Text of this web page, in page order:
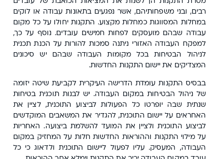
רבים, ובני משפחותיהם, אשר נפגעים בתאונות עבודה או לוקים
במחלות המסווגות כמחלות מקצוע. התקנות יחולו על כל מקום
עבודה שבהם מועסקים לפחות חמישים עובדים. נוסף על כך,
למפקח העבודה האזורי ניתנה סמכות להורות על הכנת תכנית
לניהול הבטיחות בכל מקומות העבודה שבהם יש סיכונים
המצדיקים את יישום התקנות החדשות.
בבסיס התקנות עומדת הדרישה העיקרית לקביעת שיטה יזומה
של ניהול הבטיחות במקום העבודה. יש לבנות תוכנית בטיחות
שנתית שבה יופרטו כל הפעולות לביצוע התוכנית, לציין את
האחראים על יישום התוכנית, להגדיר את המשאבים המוקדשים
לביצוע התוכנית ולציין את המועד להשלמת ביצועה. האחריות
על מילוי התקנות וההוראות החדשות חלות על המחזיק במקום
העבודה, המעסיק. עליו לפעול ליישום התוכנית ולדאוג כי כל